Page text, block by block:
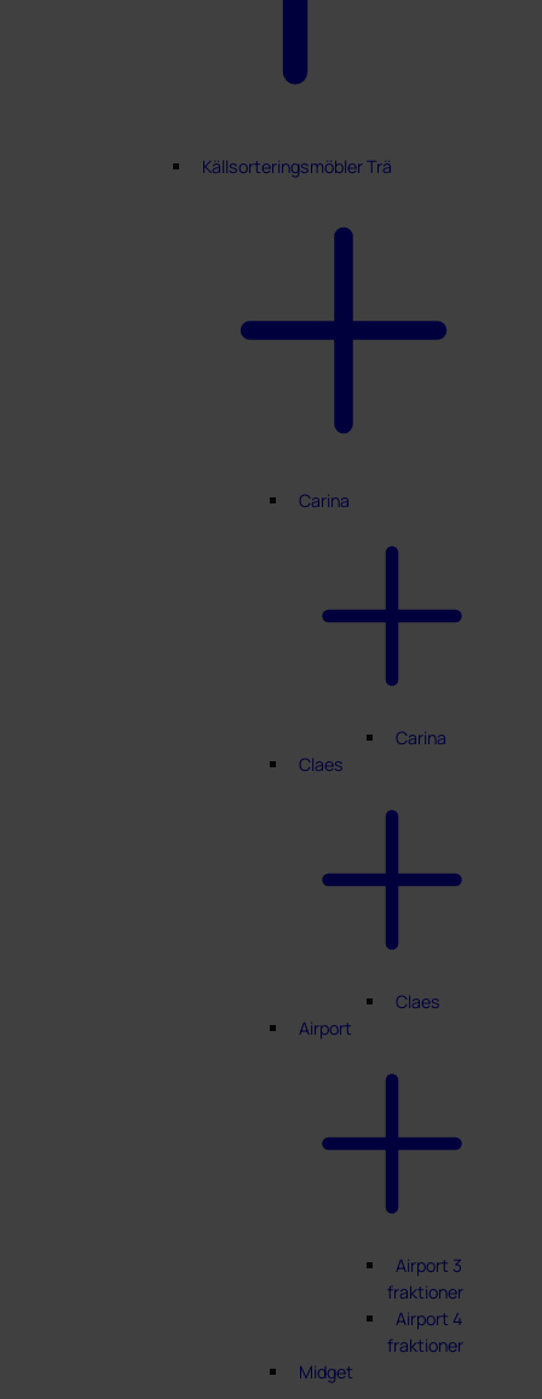
Källsorteringsmöbler Trä
Carina
Carina
Claes
Claes
Airport
Airport 3
fraktioner
Airport 4
fraktioner
Midget